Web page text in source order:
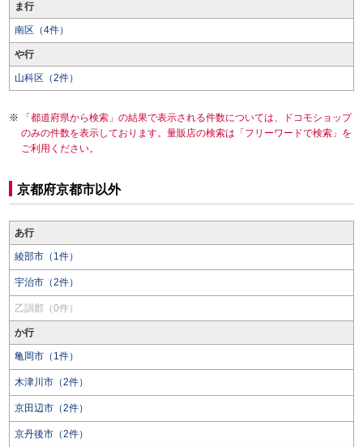
ま行
南区（4件）
や行
山科区（2件）
「都道府県から検索」の結果で表示される件数については、ドコモショップ
のみの件数を表示しております。量販店の検索は「フリーワードで検索」を
ご利用ください。
京都府京都市以外
あ行
綾部市（1件）
宇治市（2件）
乙訓郡（0件）
か行
亀岡市（1件）
木津川市（2件）
京田辺市（2件）
京丹後市（2件）